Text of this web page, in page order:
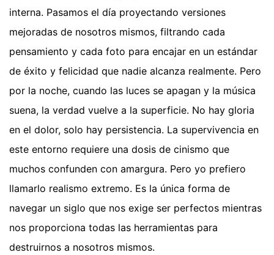
interna. Pasamos el día proyectando versiones
mejoradas de nosotros mismos, filtrando cada
pensamiento y cada foto para encajar en un estándar
de éxito y felicidad que nadie alcanza realmente. Pero
por la noche, cuando las luces se apagan y la música
suena, la verdad vuelve a la superficie. No hay gloria
en el dolor, solo hay persistencia. La supervivencia en
este entorno requiere una dosis de cinismo que
muchos confunden con amargura. Pero yo prefiero
llamarlo realismo extremo. Es la única forma de
navegar un siglo que nos exige ser perfectos mientras
nos proporciona todas las herramientas para
destruirnos a nosotros mismos.